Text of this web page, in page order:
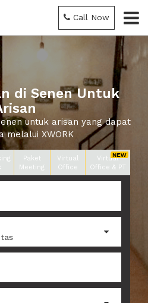
Call Now
di Senen Untuk
untuk arisan yang dapat
melalui XWORK
Paket
Meeting
Virtual
Office
Virtual
Office & PT